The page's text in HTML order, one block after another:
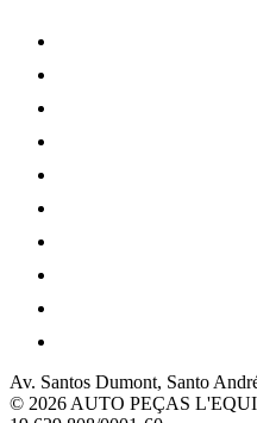
Av. Santos Dumont, Santo
© 2026 AUTO PEÇAS